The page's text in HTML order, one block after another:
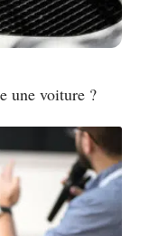
une voiture ?